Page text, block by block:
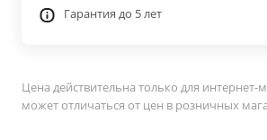
Гарантия до 5 лет
Цена действительна только для интернет-
может отличаться от цен в розничных